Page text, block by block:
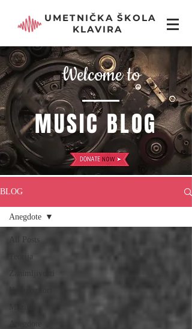
UMETNIČKA ŠKOLA
KLAVIRA
Welcome to
MUSIC BLOG
BLOG
All Posts
Teorija
Kompozitori
Anegdote
Anegdote